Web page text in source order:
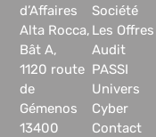
Société
Les Offres
Audit
PASSI
Univers
Cyber
Contact
d’Affaires
Alta Rocca,
Bât A,
1120 route
de
Gémenos
13400